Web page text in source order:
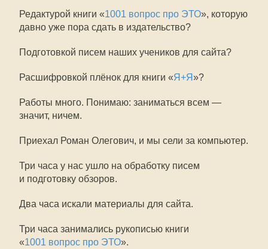
Редактурой книги «1001 вопрос про ЭТО», которую
давно уже пора сдать в издательство?
Подготовкой писем наших учеников для сайта?
Расшифровкой плёнок для книги «Я+Я»?
Работы много. Понимаю: заниматься всем —
значит, ничем.
Приехал Роман Олегович, и мы сели за компьютер.
Три часа у нас ушло на обработку писем
и подготовку обзоров.
Два часа искали материалы для сайта.
Три часа занимались рукописью книги
«1001 вопрос про ЭТО».